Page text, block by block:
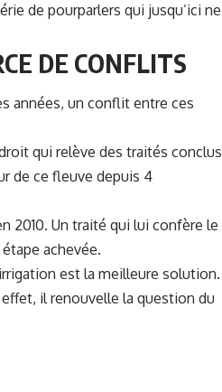
de pourparlers qui jusqu’ici ne
DE CONFLITS
années, un conflit entre ces
qui relève des traités conclus
de ce fleuve depuis 4
2010. Un traité qui lui confère le
achevée.
est la meilleure solution.
il renouvelle la question du